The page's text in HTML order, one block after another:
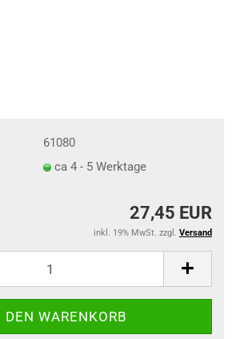
61080
ca 4 - 5 Werktage
27,45 EUR
inkl. 19% MwSt. zzgl. Versand